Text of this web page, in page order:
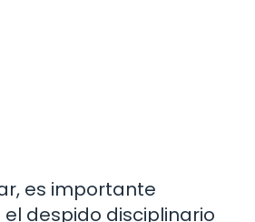
es importante
despido disciplinario